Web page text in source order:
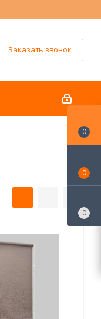
Заказать звонок
0
0
0